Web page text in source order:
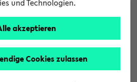
und Technologien.
akzeptieren
Cookies zulassen